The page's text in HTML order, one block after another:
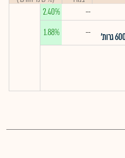
--
2.40%
--
1.88%